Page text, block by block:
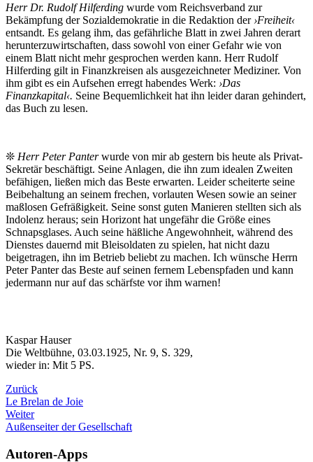
Herr Dr. Rudolf Hilferding wurde vom Reichsverband zur
Bekämpfung der Sozialdemokratie in die Redaktion der ›Freiheit‹
entsandt. Es gelang ihm, das gefährliche Blatt in zwei Jahren derart
herunterzuwirtschaften, dass sowohl von einer Gefahr wie von
einem Blatt nicht mehr gesprochen werden kann. Herr Rudolf
Hilferding gilt in Finanzkreisen als ausgezeichneter Mediziner. Von
ihm gibt es ein Aufsehen erregt habendes Werk: ›Das
Finanzkapital‹. Seine Bequemlichkeit hat ihn leider daran gehindert,
das Buch zu lesen.
❊ Herr Peter Panterwurde von mir ab gestern bis heute als Privat-
Sekretär beschäftigt. Seine Anlagen, die ihn zum idealen Zweiten
befähigen, ließen mich das Beste erwarten. Leider scheiterte seine
Beibehaltung an seinem frechen, vorlauten Wesen sowie an seiner
maßlosen Gefräßigkeit. Seine sonst guten Manieren stellten sich als
Indolenz heraus; sein Horizont hat ungefähr die Größe eines
Schnapsglases. Auch seine häßliche Angewohnheit, während des
Dienstes dauernd mit Bleisoldaten zu spielen, hat nicht dazu
beigetragen, ihn im Betrieb beliebt zu machen. Ich wünsche Herrn
Peter Panter das Beste auf seinen fernem Lebenspfaden und kann
jedermann nur auf das schärfste vor ihm warnen!
Kaspar Hauser
Die Weltbühne, 03.03.1925, Nr. 9, S. 329,
wieder in: Mit 5 PS.
Zurück
Le Brelan de Joie
Weiter
Außenseiter der Gesellschaft
Autoren-Apps